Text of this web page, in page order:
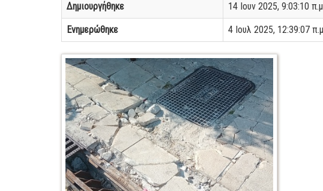
Δημιουργήθηκε 14 Ιουν 2025, 9:03:10
Ενημερώθηκε 4 Ιουλ 2025, 12:39:07